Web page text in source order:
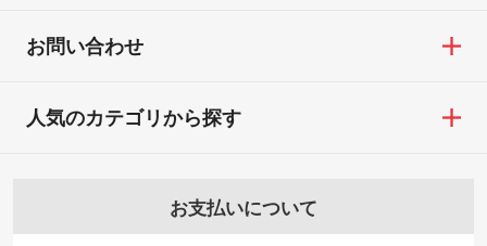
お問い合わせ
お支払いについて
人気のカテゴリから探す